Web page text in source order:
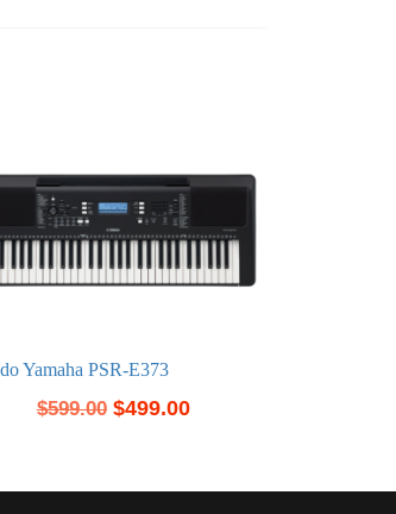
Yamaha PSR-E373
$599.00 $499.00